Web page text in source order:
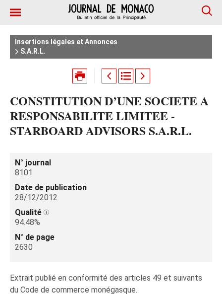
Insertions légales et Annonces
S.A.R.L.
CONSTITUTION D’UNE SOCIETE A
RESPONSABILITE LIMITEE -
STARBOARD ADVISORS S.A.R.L.
N° journal
8101
Date de publication
28/12/2012
Qualité
94.48%
N° de page
2630
Extrait publié en conformité des articles 49 et suivants
du Code de commerce monégasque.